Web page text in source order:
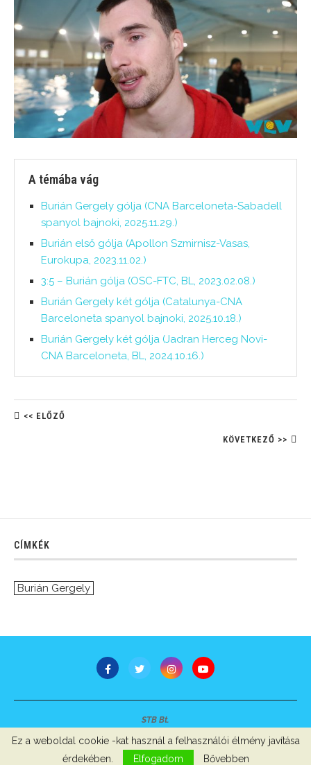
A témába vág
Burián Gergely gólja (CNA Barceloneta-Sabadell
spanyol bajnoki, 2025.11.29.)
Burián első gólja (Apollon Szmirnisz-Vasas,
Eurokupa, 2023.11.02.)
3:5 – Burián gólja (OSC-FTC, BL, 2023.02.08.)
Burián Gergely két gólja (Catalunya-CNA
Barceloneta spanyol bajnoki, 2025.10.18.)
Burián Gergely két gólja (Jadran Herceg Novi-
CNA Barceloneta, BL, 2024.10.16.)
<< ELŐZŐ
KÖVETKEZŐ >>
CÍMKÉK
Burián Gergely
STB Bt.
Szerzői jogok, adatvédelem Impresszum
Ez a weboldal cookie -kat használ a felhasználói élmény javítása
érdekében.
Elfogadom Bővebben